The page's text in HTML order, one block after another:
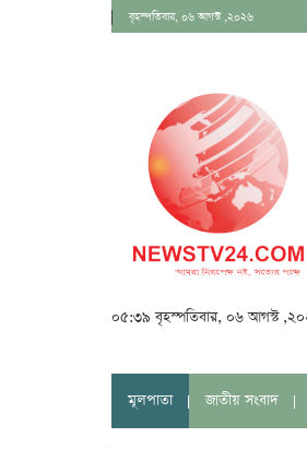
বৃহস্পতিবার, ০৬ আগস্ট ,২০২৬
০৫:৩৯ বৃহস্পতিবার, ০৬ আগস্ট
মূলপাতা জাতীয় সংবাদ